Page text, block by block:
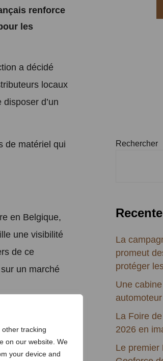
tracking
on our website. We
your device and
renforce
les
a décidé
locaux
d’un
de matériel qui
en Belgique,
une visibilité
de ce
un marché
Abrassart,
Rechercher
La
promeut
protéger
Une
La Foire
2026 en
Le premier